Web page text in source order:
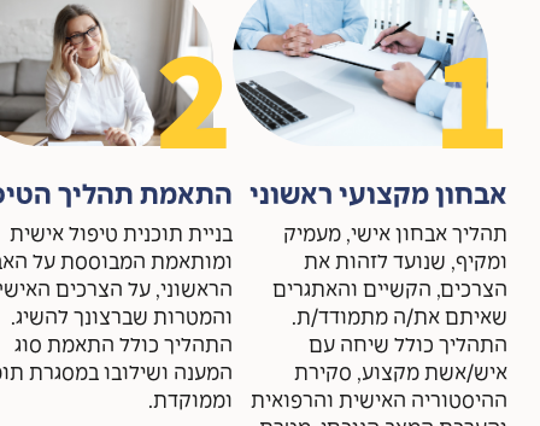
1
אבחון מקצועי ראשוני
תהליך אבחון אישי, מעמיק
ומקיף, שנועד לזהות את
הצרכים, הקשיים והאתגרים
שאיתם את/ה מתמודד/ת.
התהליך כולל שיחה עם
איש/אשת מקצוע, סקירת
ההיסטוריה האישית והרפואית
2
התאמת תהליך
בניית תוכנית טיפול אישית
ומותאמת המבוססת על
הראשוני, על הצרכים
והמטרות שברצונך להשיג.
התהליך כולל התאמת סוג
המענה ושילובו במסגרת
וממוקדת.